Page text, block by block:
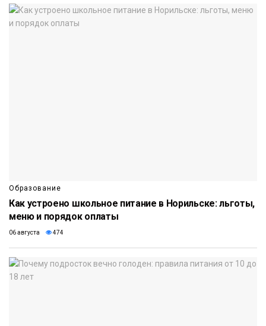
Образование
Как устроено школьное питание в Норильске: льготы,
меню и порядок оплаты
06 августа 474